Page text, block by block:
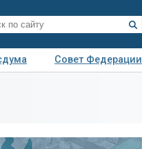
Совет Федерации